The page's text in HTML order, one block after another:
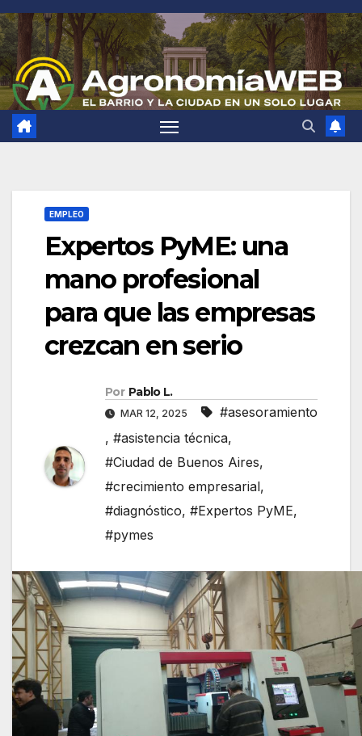
Saltar
al
contenido
EMPLEO
Expertos PyME: una
mano profesional
para que las empresas
crezcan en serio
Por Pablo L.
MAR 12, 2025
#asesoramiento
, #asistencia técnica,
#Ciudad de Buenos Aires,
#crecimiento empresarial,
#diagnóstico, #Expertos PyME,
#pymes